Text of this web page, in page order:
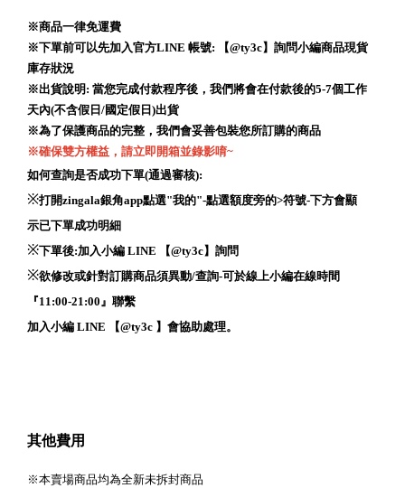
※商品一律免運費
※下單前可以先加入官方LINE 帳號: 【@ty3c】詢問小編商品現貨
庫存狀況
※出貨說明: 當您完成付款程序後，我們將會在付款後的5-7個工作
天內(不含假日/國定假日)出貨
※為了保護商品的完整，我們會妥善包裝您所訂購的商品
※確保雙方權益，請立即開箱並錄影唷~
如何查詢是否成功下單(通過審核):
※打開zingala銀角app點選"我的"-點選額度旁的>符號-下方會顯
示已下單成功明細
※下單後:加入小編 LINE 【@ty3c】詢問
※欲修改或針對訂購商品須異動/查詢-可於線上小編在線時間
『11:00-21:00』聯繫
加入小編 LINE 【@ty3c 】會協助處理。
其他費用
※本賣場商品均為全新未拆封商品